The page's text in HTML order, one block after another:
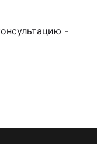
-